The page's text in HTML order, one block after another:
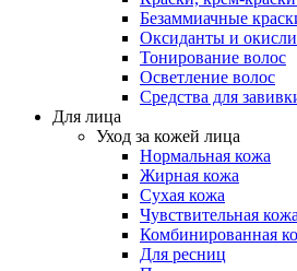
Безаммиачные
Оксиданты и
Тонирование волос
Осветление волос
Средства для
Для лица
Уход за кожей лица
Нормальная кожа
Жирная кожа
Сухая кожа
Чувствительная кожа
Комбинированная
Для ресниц